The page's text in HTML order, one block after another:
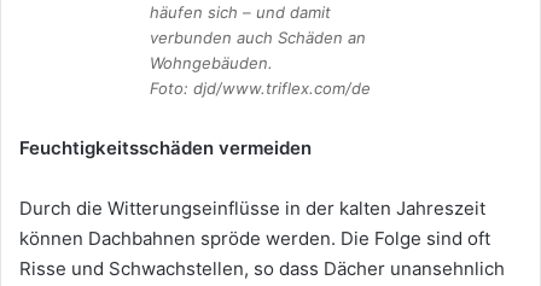
häufen sich – und damit
verbunden auch Schäden an
Wohngebäuden.
Foto: djd/www.triflex.com/de
Feuchtigkeitsschäden vermeiden
Durch die Witterungseinflüsse in der kalten Jahreszeit
können Dachbahnen spröde werden. Die Folge sind oft
Risse und Schwachstellen, so dass Dächer unansehnlich